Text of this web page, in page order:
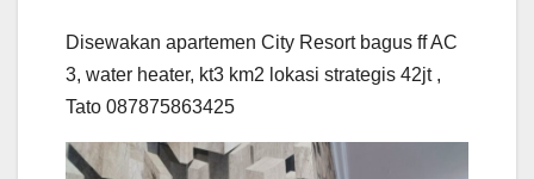
Disewakan apartemen City Resort bagus ff AC
3, water heater, kt3 km2 lokasi strategis 42jt ,
Tato 087875863425